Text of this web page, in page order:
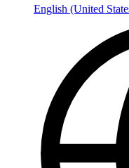
English (United